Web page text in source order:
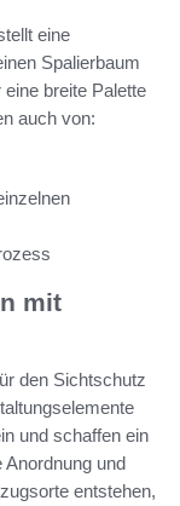
eine
Spalierbaum
breite Palette
auch von:
mit
den Sichtschutz
und schaffen ein
und
entstehen,